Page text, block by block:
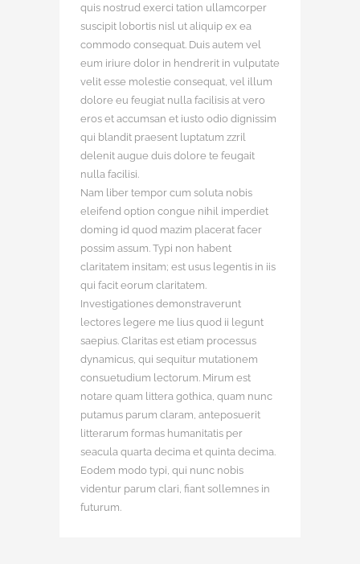
quis nostrud exerci tation ullamcorper
suscipit lobortis nisl ut aliquip ex ea
commodo consequat. Duis autem vel
eum iriure dolor in hendrerit in vulputate
velit esse molestie consequat, vel illum
dolore eu feugiat nulla facilisis at vero
eros et accumsan et iusto odio dignissim
qui blandit praesent luptatum zzril
delenit augue duis dolore te feugait
nulla facilisi.
Nam liber tempor cum soluta nobis
eleifend option congue nihil imperdiet
doming id quod mazim placerat facer
possim assum. Typi non habent
claritatem insitam; est usus legentis in iis
qui facit eorum claritatem.
Investigationes demonstraverunt
lectores legere me lius quod ii legunt
saepius. Claritas est etiam processus
dynamicus, qui sequitur mutationem
consuetudium lectorum. Mirum est
notare quam littera gothica, quam nunc
putamus parum claram, anteposuerit
litterarum formas humanitatis per
seacula quarta decima et quinta decima.
Eodem modo typi, qui nunc nobis
videntur parum clari, fiant sollemnes in
futurum.